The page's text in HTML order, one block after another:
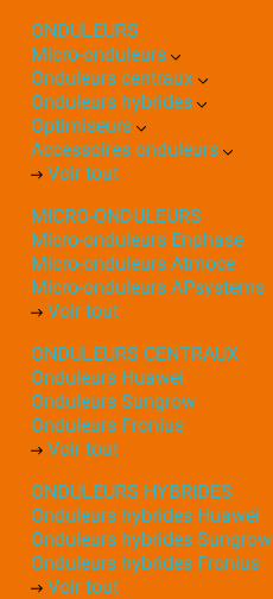
ONDULEURS
Micro-onduleurs
Onduleurs centraux
Onduleurs hybrides
Optimiseurs
Accessoires onduleurs
Voir tout
MICRO-ONDULEURS
Micro-onduleurs Enphase
Micro-onduleurs Atmoce
Micro-onduleurs APsystems
Voir tout
ONDULEURS CENTRAUX
Onduleurs Huawei
Onduleurs Sungrow
Onduleurs Fronius
Voir tout
ONDULEURS HYBRIDES
Onduleurs hybrides Huawei
Onduleurs hybrides Sungrow
Onduleurs hybrides Fronius
Voir tout